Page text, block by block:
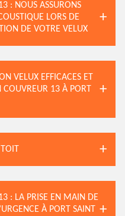
: NOUS ASSURONS
LORS DE
DE VOTRE VELUX
VELUX EFFICACES ET
COUVREUR 13 À PORT
: LA PRISE EN MAIN DE
À PORT SAINT